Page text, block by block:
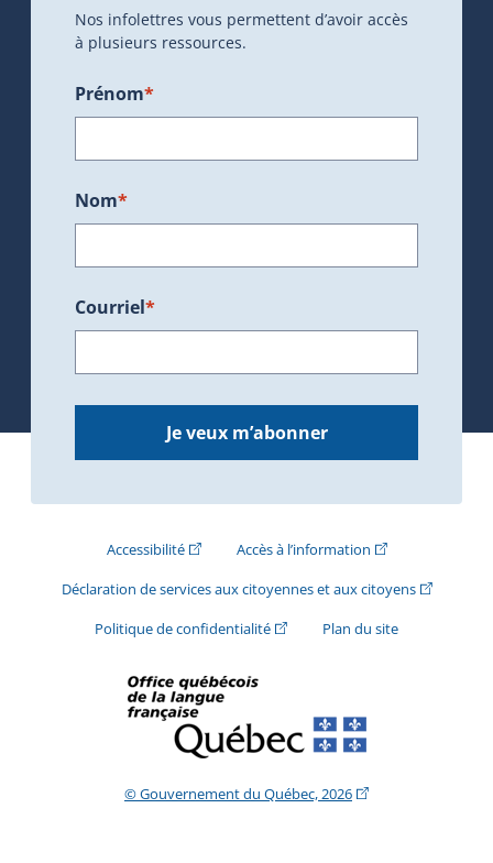
Nos infolettres vous permettent d’avoir accès
à plusieurs ressources.
Prénom*
Nom*
Courriel*
Je veux m’abonner
Accessibilité(Cet hyperlien externe s'ouvrira dans une
Accès à l’information(Cet hyperlien
Déclaration de services aux citoyennes et aux citoyens(Cet
Politique de confidentialité(Cet hyperlien externe s'ouvrira
Plan du site
© Gouvernement du Québec, 2026(Cet hyperlien